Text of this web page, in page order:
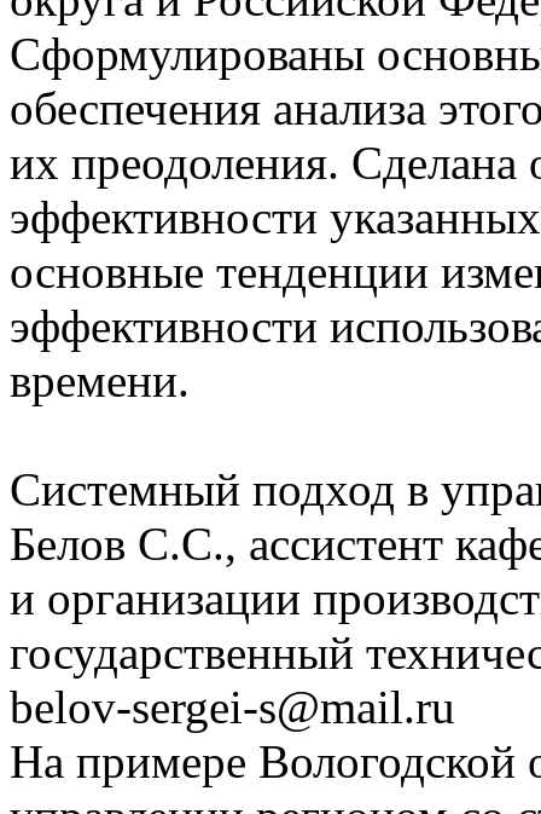
Сформулированы
обеспечения анализа
их преодоления. Сделана
эффективности
основные тенденции
эффективности
времени.
Системный подход в
Белов С.С., ассистент
и организации
государственный
belov-sergei-s@mail.ru
На примере Вологодской